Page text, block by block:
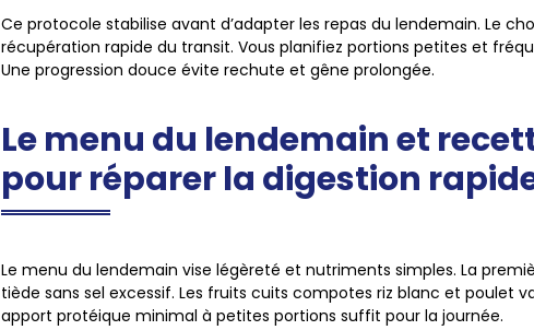
Ce protocole stabilise avant d’adapter les repas du lendemain. Le
récupération rapide du transit. Vous planifiez portions petites et
Une progression douce évite rechute et gêne prolongée.
Le menu du lendemain et
pour réparer la digestion
Le menu du lendemain vise légèreté et nutriments simples. La
tiède sans sel excessif. Les fruits cuits compotes riz blanc et poulet
apport protéique minimal à petites portions suffit pour la journée.